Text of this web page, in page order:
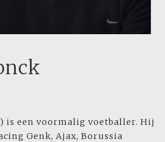
is een voormalig voetballer. Hij
Genk, Ajax, Borussia